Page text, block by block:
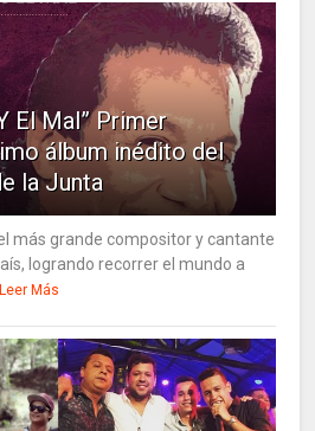
El Mal” Primer
álbum inédito del
la Junta
más grande compositor y cantante
logrando recorrer el mundo a
Leer Más